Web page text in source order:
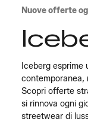
Nuove offerte
Iceberg esprime
contemporanea,
Scopri offerte
si rinnova ogni
streetwear di